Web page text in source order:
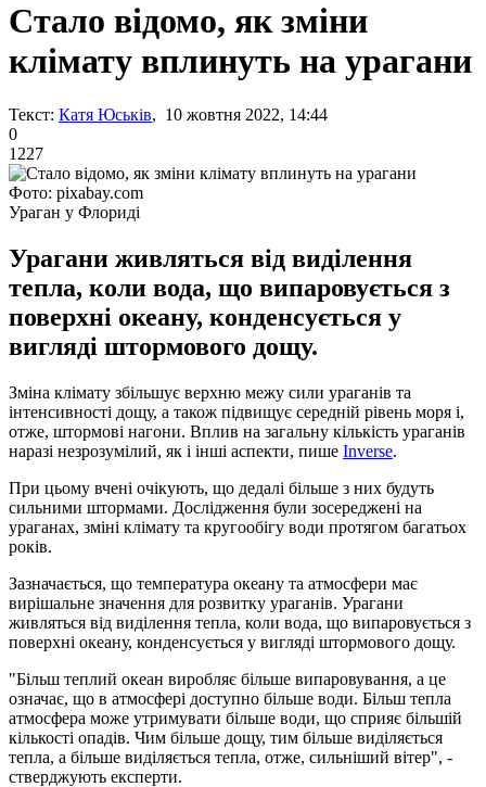
Стало відомо, як зміни
клімату вплинуть на урагани
Текст: Катя Юськів, 10 жовтня 2022, 14:44
0
1227
Фото: pixabay.com
Ураган у Флориді
Урагани живляться від виділення
тепла, коли вода, що випаровується з
поверхні океану, конденсується у
вигляді штормового дощу.
Зміна клімату збільшує верхню межу сили ураганів та
інтенсивності дощу, а також підвищує середній рівень моря і,
отже, штормові нагони. Вплив на загальну кількість ураганів
наразі незрозумілий, як і інші аспекти, пише Inverse.
При цьому вчені очікують, що дедалі більше з них будуть
сильними штормами. Дослідження були зосереджені на
ураганах, зміні клімату та кругообігу води протягом багатьох
років.
Зазначається, що температура океану та атмосфери має
вирішальне значення для розвитку ураганів. Урагани
живляться від виділення тепла, коли вода, що випаровується з
поверхні океану, конденсується у вигляді штормового дощу.
"Більш теплий океан виробляє більше випаровування, а це
означає, що в атмосфері доступно більше води. Більш тепла
атмосфера може утримувати більше води, що сприяє більшій
кількості опадів. Чим більше дощу, тим більше виділяється
тепла, а більше виділяється тепла, отже, сильніший вітер", -
стверджують експерти.